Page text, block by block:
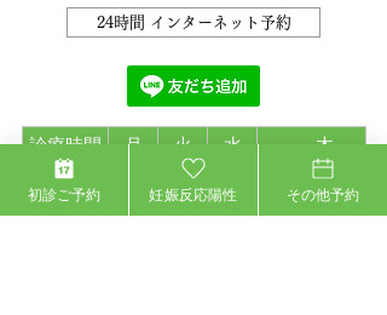
24時間 インターネット予約
診療時間 月 火 水 木
10:00～
13:00
院長 院長 院長
院長・女医（心
療内科※）
初診ご予約 妊娠反応陽性 その他予約